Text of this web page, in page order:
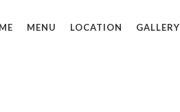
MENU LOCATION GALLERY